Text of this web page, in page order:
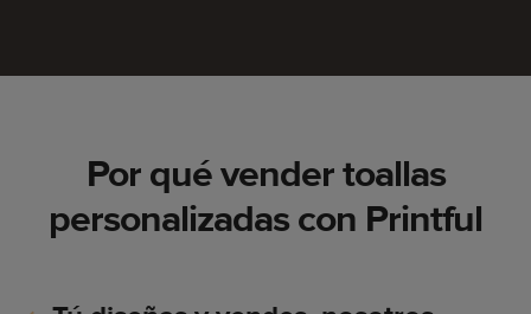
Por qué vender toallas
personalizadas con Printful